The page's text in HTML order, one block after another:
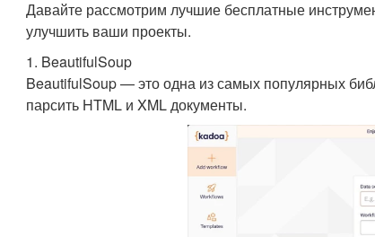
Давайте рассмотрим лучшие бесплатные
улучшить ваши проекты.
1. BeautifulSoup
BeautifulSoup — это одна из самых популярных
парсить HTML и XML документы.